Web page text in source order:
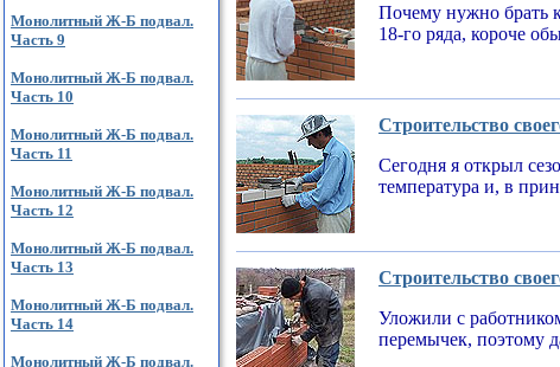
Монолитный Ж-Б подвал.
Часть 9
Монолитный Ж-Б подвал.
Часть 10
Монолитный Ж-Б подвал.
Часть 11
Монолитный Ж-Б подвал.
Часть 12
Монолитный Ж-Б подвал.
Часть 13
Монолитный Ж-Б подвал.
Часть 14
Монолитный Ж-Б подвал.
Почему нужно брать
18-го ряда, короче
Строительство
Сегодня я открыл
температура и, в
Строительство
Уложили с
перемычек, поэтому